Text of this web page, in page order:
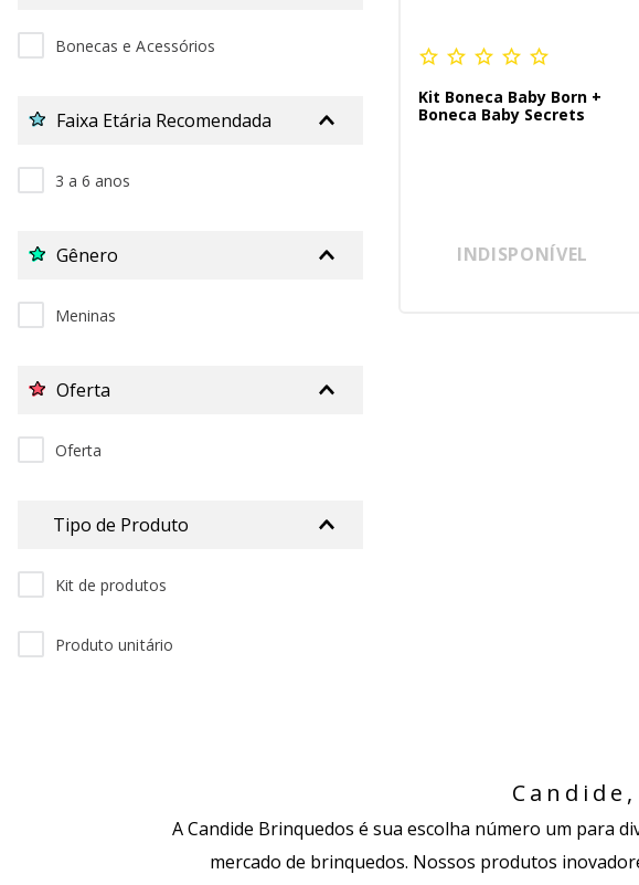
Bonecas e Acessórios
Faixa Etária Recomendada
3 a 6 anos
Gênero
Meninas
Oferta
Oferta
Tipo de Produto
Kit de produtos
Produto unitário
Kit Boneca Baby Born +
Boneca Baby Secrets
INDISPONÍVEL
A Candide Brinquedos é sua escolha número um para
mercado de brinquedos. Nossos produtos